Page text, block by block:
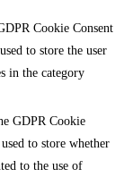
Cookie Consent
to store the user
in the category
GDPR Cookie
to store whether
to the use of